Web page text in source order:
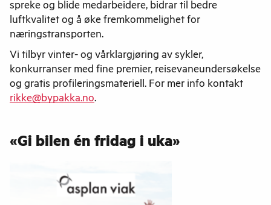
spreke og blide medarbeidere, bidrar til bedre
luftkvalitet og å øke fremkommelighet for
næringstransporten.
Vi tilbyr vinter- og vårklargjøring av sykler,
konkurranser med fine premier, reisevaneundersøkelse
og gratis profileringsmateriell. For mer info kontakt
rikke@bypakka.no.
«Gi bilen én fridag i uka»